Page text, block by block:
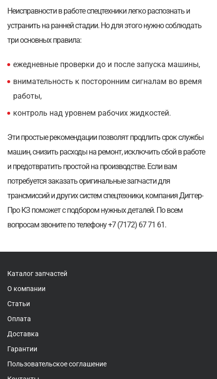
Неисправности в работе спецтехники легко распознать и
устранить на ранней стадии. Но для этого нужно соблюдать
три основных правила:
ежедневные проверки до и после запуска машины,
внимательность к посторонним сигналам во время
работы,
контроль над уровнем рабочих жидкостей.
Эти простые рекомендации позволят продлить срок службы
машин, снизить расходы на ремонт, исключить сбой в работе
и предотвратить простой на производстве. Если вам
потребуется заказать оригинальные запчасти для
трансмиссий и других систем спецтехники, компания Диггер-
Про КЗ поможет с подбором нужных деталей. По всем
вопросам звоните по телефону +7 (7172) 67 71 61.
Каталог запчастей
О компании
Статьи
Оплата
Доставка
Гарантии
Пользовательское соглашение